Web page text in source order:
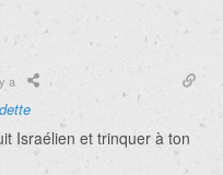
a
Israélien et trinquer à ton